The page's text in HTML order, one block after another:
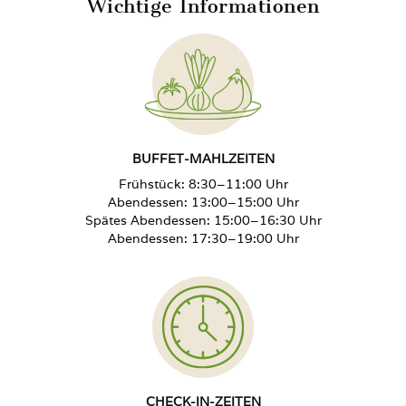
Möglichkeit zur Teilnahme an fakultativen
Ausflügen (in Saison A und B)
Zusätzliche Mahlzeit Kind 4–11 Jahre
Aufpreis für Diät pro Mahlzeit
Aufpreis für Diät pro Mahlzeit Kind 4–11 Jahre
Wichtige Informationen
BUFFET-MAHLZEITEN
Frühstück: 8:30–11:00 Uhr
Abendessen: 13:00–15:00 Uhr
Spätes Abendessen: 15:00–16:30 Uhr
Abendessen: 17:30–19:00 Uhr
CHECK-IN-ZEITEN